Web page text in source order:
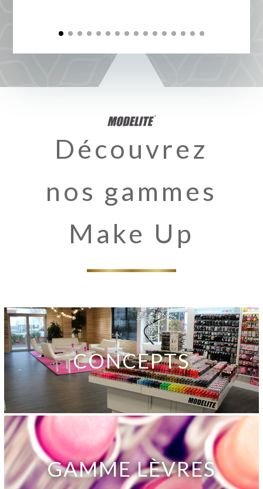
Découvrez
nos gammes
Make Up
CONCEPTS
GAMME LÈVRES